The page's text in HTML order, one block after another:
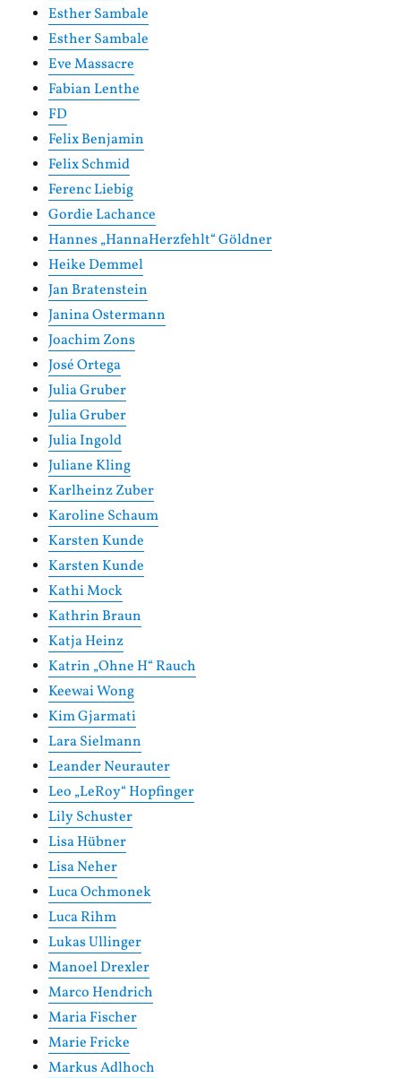
Esther Sambale
Esther Sambale
Eve Massacre
Fabian Lenthe
FD
Felix Benjamin
Felix Schmid
Ferenc Liebig
Gordie Lachance
Hannes „HannaHerzfehlt“ Göldner
Heike Demmel
Jan Bratenstein
Janina Ostermann
Joachim Zons
José Ortega
Julia Gruber
Julia Gruber
Julia Ingold
Juliane Kling
Karlheinz Zuber
Karoline Schaum
Karsten Kunde
Karsten Kunde
Kathi Mock
Kathrin Braun
Katja Heinz
Katrin „Ohne H“ Rauch
Keewai Wong
Kim Gjarmati
Lara Sielmann
Leander Neurauter
Leo „LeRoy“ Hopfinger
Lily Schuster
Lisa Hübner
Lisa Neher
Luca Ochmonek
Luca Rihm
Lukas Ullinger
Manoel Drexler
Marco Hendrich
Maria Fischer
Marie Fricke
Markus Adlhoch